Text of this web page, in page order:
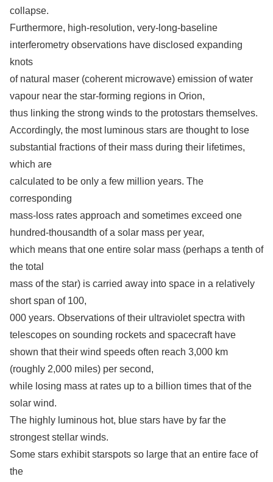
collapse.
Furthermore, high-resolution, very-long-baseline
interferometry observations have disclosed expanding
knots
of natural maser (coherent microwave) emission of water
vapour near the star-forming regions in Orion,
thus linking the strong winds to the protostars themselves.
Accordingly, the most luminous stars are thought to lose
substantial fractions of their mass during their lifetimes,
which are
calculated to be only a few million years. The
corresponding
mass-loss rates approach and sometimes exceed one
hundred-thousandth of a solar mass per year,
which means that one entire solar mass (perhaps a tenth of
the total
mass of the star) is carried away into space in a relatively
short span of 100,
000 years. Observations of their ultraviolet spectra with
telescopes on sounding rockets and spacecraft have
shown that their wind speeds often reach 3,000 km
(roughly 2,000 miles) per second,
while losing mass at rates up to a billion times that of the
solar wind.
The highly luminous hot, blue stars have by far the
strongest stellar winds.
Some stars exhibit starspots so large that an entire face of
the